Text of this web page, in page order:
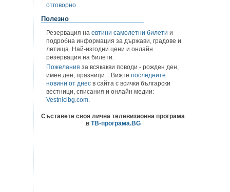
отговорно
Полезно
Резервация на евтини самолетни билети и
подробна информация за държави, градове и
летища. Най-изгодни цени и онлайн
резервация на билети.
Пожелания за всякакви поводи - рожден ден,
имен ден, празници... Вижте последните
новини от днес в сайта с всички български
вестници, списания и онлайн медии:
Vestnicibg.com.
Съставете своя лична телевизионна програма
в ТВ-програма.BG